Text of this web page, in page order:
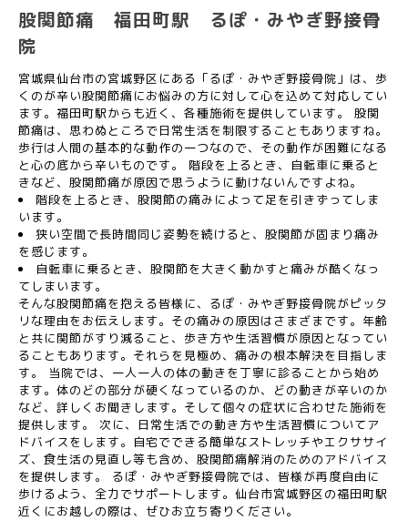
股関節痛 福田町駅 るぽ・みやぎ野接骨
院
宮城県仙台市の宮城野区にある「るぽ・みやぎ野接骨院」は、歩
くのが辛い股関節痛にお悩みの方に対して心を込めて対応してい
ます。福田町駅からも近く、各種施術を提供しています。 股関
節痛は、思わぬところで日常生活を制限することもありますね。
歩行は人間の基本的な動作の一つなので、その動作が困難になる
と心の底から辛いものです。 階段を上るとき、自転車に乗ると
きなど、股関節痛が原因で思うように動けないんですよね。
階段を上るとき、股関節の痛みによって足を引きずってしま
います。
狭い空間で長時間同じ姿勢を続けると、股関節が固まり痛み
を感じます。
自転車に乗るとき、股関節を大きく動かすと痛みが酷くなっ
てしまいます。
そんな股関節痛を抱える皆様に、るぽ・みやぎ野接骨院がピッタ
リな理由をお伝えします。その痛みの原因はさまざまです。年齢
と共に関節がすり減ること、歩き方や生活習慣が原因となってい
ることもあります。それらを見極め、痛みの根本解決を目指しま
す。 当院では、一人一人の体の動きを丁寧に診ることから始め
ます。体のどの部分が硬くなっているのか、どの動きが辛いのか
など、詳しくお聞きします。そして個々の症状に合わせた施術を
提供します。 次に、日常生活での動き方や生活習慣についてア
ドバイスをします。自宅でできる簡単なストレッチやエクササイ
ズ、食生活の見直し等も含め、股関節痛解消のためのアドバイス
を提供します。 るぽ・みやぎ野接骨院では、皆様が再度自由に
歩けるよう、全力でサポートします。仙台市宮城野区の福田町駅
近くにお越しの際は、ぜひお立ち寄りください。